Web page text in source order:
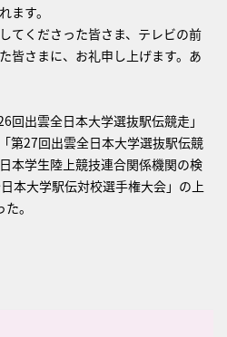
ます。
てくださった皆さま、テレビの前
皆さまに、お礼申し上げます。あ
回出雲全日本大学選抜駅伝競走」
第27回出雲全日本大学選抜駅伝競
本学生陸上競技連合関係機関の検
本大学駅伝対校選手権大会」の上
。